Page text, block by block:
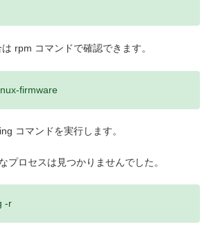
rpm コマンドで確認できます。
firmware
コマンドを実行します。
プロセスは見つかりませんでした。
-r